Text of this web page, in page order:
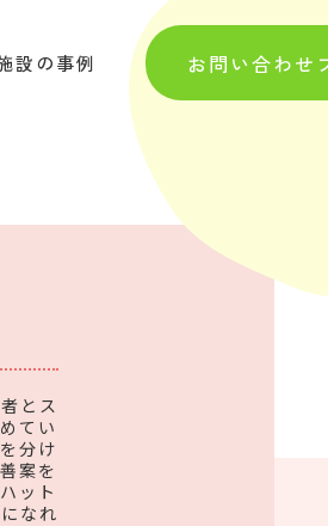
設の事例 お問い合わせ
とス
てい
分け
案を
ット
なれ